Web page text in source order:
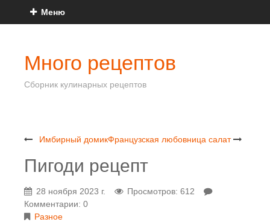
Меню
Много рецептов
Сборник кулинарных рецептов
Имбирный домикФранцузская любовница салат
Пигоди рецепт
28 ноября 2023 г.
Просмотров: 612
Комментарии: 0
Разное